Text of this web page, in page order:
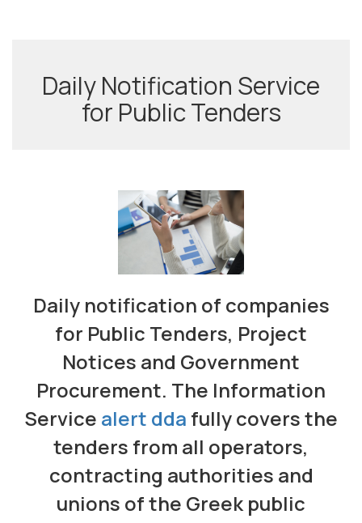
Daily Notification Service
for Public Tenders
Daily notification of companies
for Public Tenders, Project
Notices and Government
Procurement. The Information
Service alert dda fully covers the
tenders from all operators,
contracting authorities and
unions of the Greek public